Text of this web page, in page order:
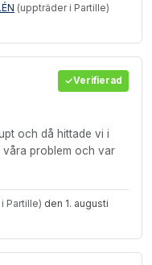
(uppträder i Partille)
Verifierad
och då hittade vi i
våra problem och var
Partille) den 1. augusti